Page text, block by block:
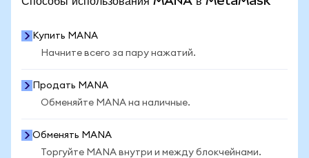
Купить MANA
Начните всего за пару нажатий.
Продать MANA
Обменяйте MANA на наличные.
Обменять MANA
Торгуйте MANA внутри и между блокчейнами.